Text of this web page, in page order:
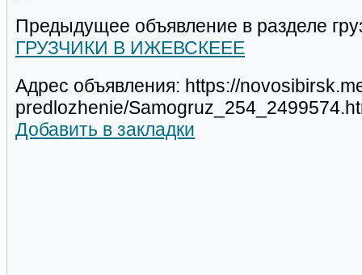
Предыдущее объявление в разделе
ГРУЗЧИКИ В ИЖЕВСКЕЕЕ
Адрес объявления: https://
predlozhenie/
Добавить в закладки